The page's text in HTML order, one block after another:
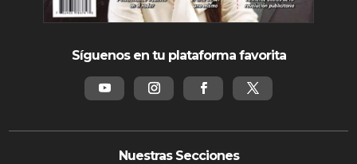
Síguenos en tu plataforma favorita
Nuestras Secciones